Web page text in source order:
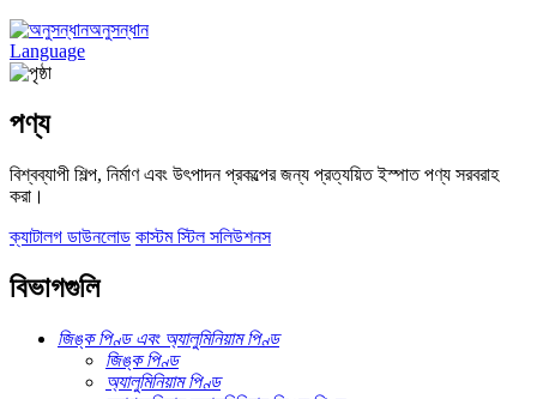
অনুসন্ধান
Language
পণ্য
বিশ্বব্যাপী শিল্প, নির্মাণ এবং উৎপাদন প্রকল্পের জন্য প্রত্যয়িত ইস্পাত পণ্য সরবরাহ
করা।
ক্যাটালগ ডাউনলোড কাস্টম স্টিল সলিউশনস
বিভাগগুলি
জিঙ্ক পিণ্ড এবং অ্যালুমিনিয়াম পিণ্ড
জিঙ্ক পিণ্ড
অ্যালুমিনিয়াম পিণ্ড